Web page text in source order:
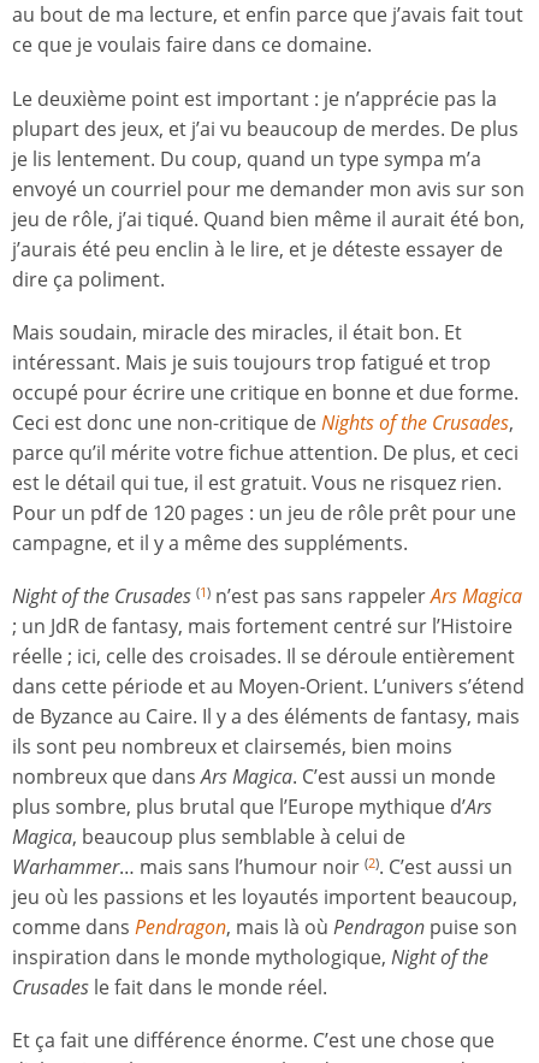
au bout de ma lecture, et enfin parce que j’avais fait tout
ce que je voulais faire dans ce domaine.
Le deuxième point est important : je n’apprécie pas la
plupart des jeux, et j’ai vu beaucoup de merdes. De plus
je lis lentement. Du coup, quand un type sympa m’a
envoyé un courriel pour me demander mon avis sur son
jeu de rôle, j’ai tiqué. Quand bien même il aurait été bon,
j’aurais été peu enclin à le lire, et je déteste essayer de
dire ça poliment.
Mais soudain, miracle des miracles, il était bon. Et
intéressant. Mais je suis toujours trop fatigué et trop
occupé pour écrire une critique en bonne et due forme.
Ceci est donc une non-critique deNights of the Crusades,
parce qu’il mérite votre fichue attention. De plus, et ceci
est le détail qui tue, il est gratuit. Vous ne risquez rien.
Pour un pdf de 120 pages : un jeu de rôle prêt pour une
campagne, et il y a même des suppléments.
Night of the Crusades (1) n’est pas sans rappelerArs Magica
; un JdR de fantasy, mais fortement centré sur l’Histoire
réelle ; ici, celle des croisades. Il se déroule entièrement
dans cette période et au Moyen-Orient. L’univers s’étend
de Byzance au Caire. Il y a des éléments de fantasy, mais
ils sont peu nombreux et clairsemés, bien moins
nombreux que dansArs Magica. C’est aussi un monde
plus sombre, plus brutal que l’Europe mythique d’Ars
Magica, beaucoup plus semblable à celui de
Warhammer… mais sans l’humour noir (2). C’est aussi un
jeu où les passions et les loyautés importent beaucoup,
comme dans Pendragon, mais là où Pendragon puise son
inspiration dans le monde mythologique, Night of the
Crusades le fait dans le monde réel.
Et ça fait une différence énorme. C’est une chose que